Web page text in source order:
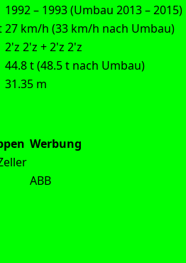
1992 – 1993 (Umbau 2013 – 2015)
27 km/h (33 km/h nach Umbau)
2'z 2'z + 2'z 2'z
44.8 t (48.5 t nach Umbau)
31.35 m
Werbung
ABB